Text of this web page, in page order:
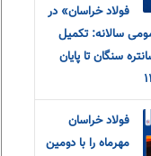
فولاد خراسان» در
سالانه: تکمیل
سنگان تا پایان
فولاد خراسان
مهرماه را با دومین